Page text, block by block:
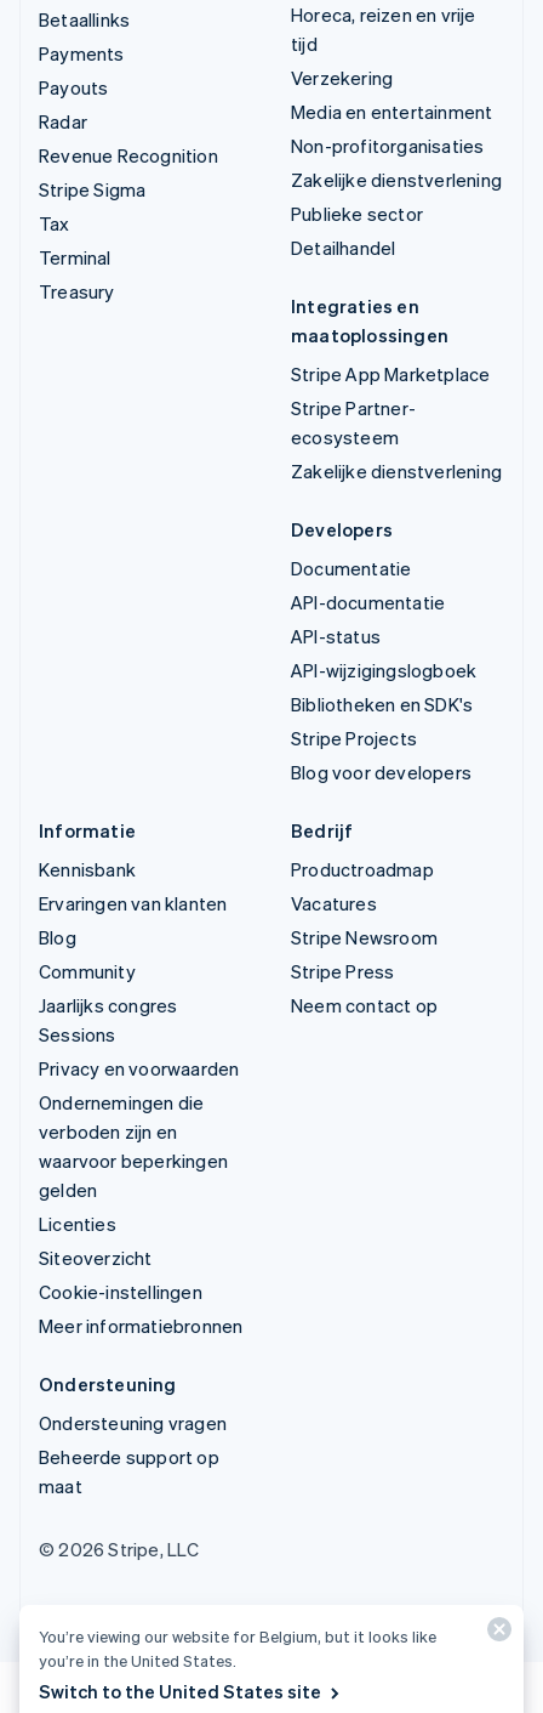
Betaallinks
Payments
Payouts
Radar
Revenue Recognition
Stripe Sigma
Tax
Terminal
Treasury
Horeca, reizen en vrije
tijd
Verzekering
Media en entertainment
Non-profitorganisaties
Zakelijke dienstverlening
Publieke sector
Detailhandel
Integraties en
maatoplossingen
Stripe App Marketplace
Stripe Partner-
ecosysteem
Zakelijke dienstverlening
Developers
Documentatie
API-documentatie
API-status
API-wijzigingslogboek
Bibliotheken en SDK's
Stripe Projects
Blog voor developers
Informatie
Kennisbank
Ervaringen van klanten
Blog
Community
Jaarlijks congres
Sessions
Privacy en voorwaarden
Ondernemingen die
verboden zijn en
waarvoor beperkingen
gelden
Licenties
Siteoverzicht
Cookie-instellingen
Meer informatiebronnen
Bedrijf
Productroadmap
Vacatures
Stripe Newsroom
Stripe Press
Neem contact op
Ondersteuning
Ondersteuning vragen
Beheerde support op
maat
© 2026 Stripe, LLC
You’re viewing our website for Belgium, but it looks like
you’re in the United States.
Switch to the United States site